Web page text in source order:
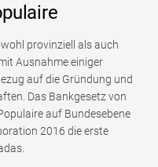
provinziell als auch
Ausnahme einiger
auf die Gründung und
Das Bankgesetz von
auf Bundesebene
2016 die erste